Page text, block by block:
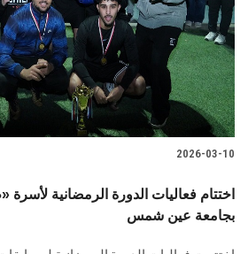
2026-03-10
اختتام فعاليات الدورة الرمضانية
بجامعة عين شمس